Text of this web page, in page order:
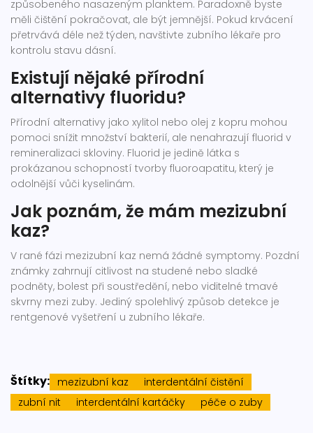
způsobeného nasazeným planktem. Paradoxně byste
měli čištění pokračovat, ale být jemnější. Pokud krvácení
přetrvává déle než týden, navštivte zubního lékaře pro
kontrolu stavu dásní.
Existují nějaké přírodní
alternativy fluoridu?
Přírodní alternativy jako xylitol nebo olej z kopru mohou
pomoci snížit množství bakterií, ale nenahrazují fluorid v
remineralizaci skloviny. Fluorid je jedině látka s
prokázanou schopností tvorby fluoroapatitu, který je
odolnější vůči kyselinám.
Jak poznám, že mám mezizubní
kaz?
V rané fázi mezizubní kaz nemá žádné symptomy. Pozdní
známky zahrnují citlivost na studené nebo sladké
podněty, bolest při soustředění, nebo viditelné tmavé
skvrny mezi zuby. Jediný spolehlivý způsob detekce je
rentgenové vyšetření u zubního lékaře.
Štítky: mezizubní kaz
interdentální čistění
zubní nit
interdentální kartáčky péče o zuby